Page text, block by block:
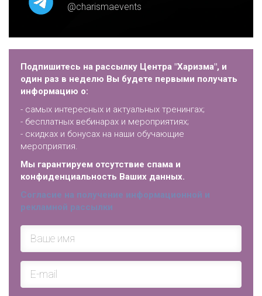
@charismaevents
Подпишитесь на рассылку Центра "Харизма", и
один раз в неделю Вы будете первыми получать
информацию о:
- самых интересных и актуальных тренингах;
- бесплатных вебинарах и мероприятиях;
- скидках и бонусах на наши обучающие
мероприятия.
Мы гарантируем отсутствие спама и
конфиденциальность Ваших данных.
Согласие на получение информационной и
рекламной рассылки